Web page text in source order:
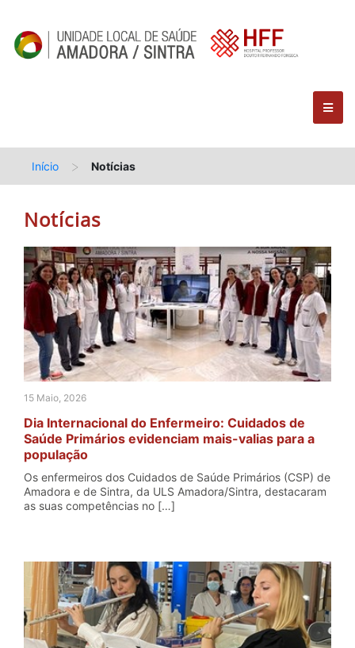
Início > Notícias
Notícias
15 Maio, 2026
Dia Internacional do Enfermeiro: Cuidados de
Saúde Primários evidenciam mais-valias para a
população
Os enfermeiros dos Cuidados de Saúde Primários (CSP) de
Amadora e de Sintra, da ULS Amadora/Sintra, destacaram
as suas competências no […]